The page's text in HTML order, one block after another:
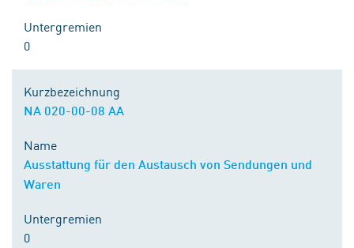
Untergremien
0
Kurzbezeichnung
NA 020-00-08 AA
Name
Ausstattung für den Austausch von Sendungen und
Waren
Untergremien
0